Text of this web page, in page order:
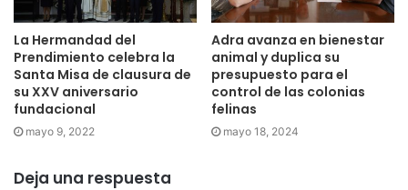
La Hermandad del
Prendimiento celebra la
Santa Misa de clausura de
su XXV aniversario
fundacional
mayo 9, 2022
Adra avanza en bienestar
animal y duplica su
presupuesto para el
control de las colonias
felinas
mayo 18, 2024
Deja una respuesta